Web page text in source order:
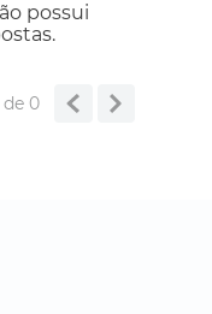
possui
de 0